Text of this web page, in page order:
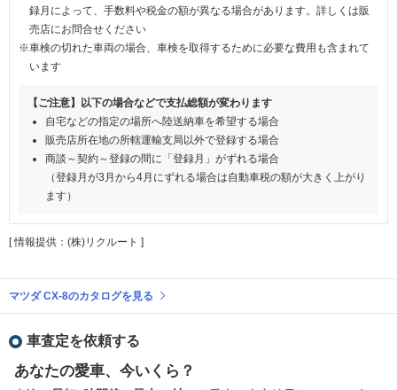
録月によって、手数料や税金の額が異なる場合があります。詳しくは販
売店にお問合せください
※車検の切れた車両の場合、車検を取得するために必要な費用も含まれて
います
【ご注意】以下の場合などで支払総額が変わります
自宅などの指定の場所へ陸送納車を希望する場合
販売店所在地の所轄運輸支局以外で登録する場合
商談～契約～登録の間に「登録月」がずれる場合
（登録月が3月から4月にずれる場合は自動車税の額が大きく上がり
ます）
[ 情報提供：(株)リクルート ]
マツダ CX-8のカタログを見る
車査定を依頼する
あなたの愛車、今いくら？